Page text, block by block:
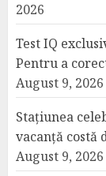
2026
Test IQ
Pentru a
August 9, 2026
Stațiunea
vacanță costă
August 9, 2026